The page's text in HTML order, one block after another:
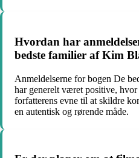
Hvordan har
bedste familier af Kim
Anmeldelserne for bogen De
har generelt været positive,
forfatterens evne til at skildre
en autentisk og rørende måde.